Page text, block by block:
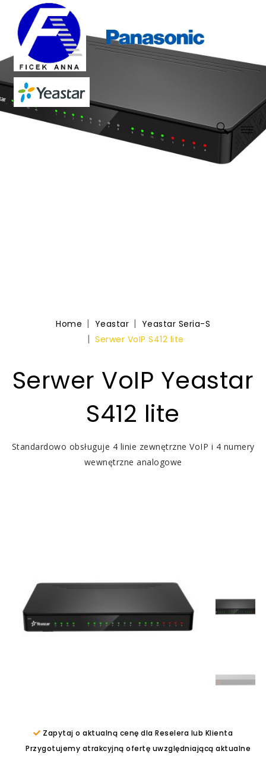
Home Yeastar
Yeastar Seria-S
Serwer VoIP S412 lite
Serwer VoIP Yeastar
S412 lite
Standardowo obsługuje 4 linie zewnętrzne VoIP i 4 numery
wewnętrzne analogowe
Zapytaj o aktualną cenę dla Reselera lub Klienta
Przygotujemy atrakcyjną ofertę uwzględniającą aktualne